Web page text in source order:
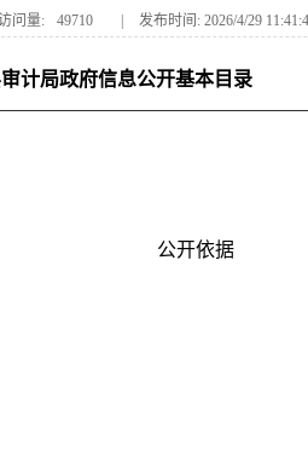
问量: 49710 发布时间: 2026/4/29
计局政府信息公开基本目录
公开依据